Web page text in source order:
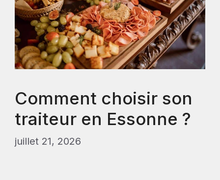
Comment choisir son
traiteur en Essonne ?
juillet 21, 2026